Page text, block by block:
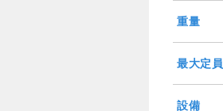
重量
最大定員
設備